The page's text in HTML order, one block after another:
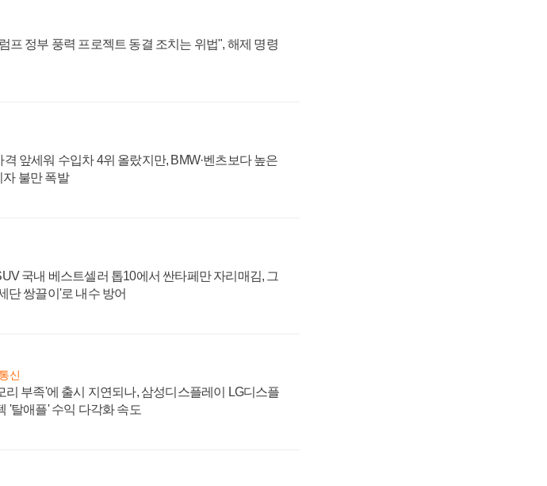
프 정부 풍력 프로젝트 동결 조치는 위법", 해제 명령
격 앞세워 수입차 4위 올랐지만, BMW·벤츠보다 높은
불만 폭발
국내 베스트셀러 톱10에서 싼타페만 자리매김, 그
단 쌍끌이'로 내수 방어
신
리 부족'에 출시 지연되나, 삼성디스플레이 LG디스플
'탈애플' 수익 다각화 속도